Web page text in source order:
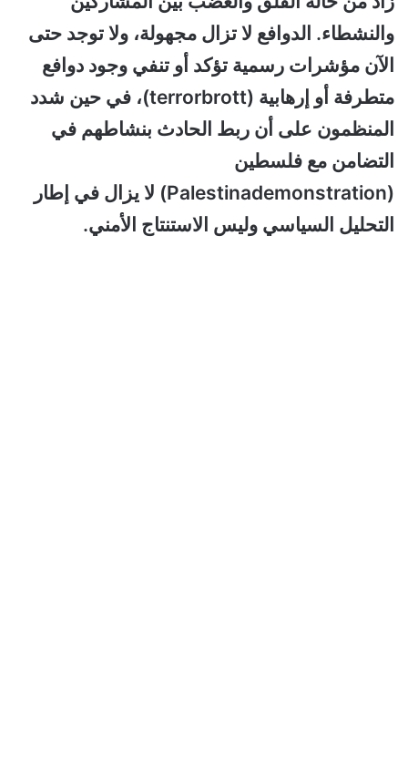
والنشطاء. الدوافع لا تزال مجهولة، ولا توجد حتى
الآن مؤشرات رسمية تؤكد أو تنفي وجود دوافع
متطرفة أو إرهابية (terrorbrott)، في حين شدد
المنظمون على أن ربط الحادث بنشاطهم في
التضامن مع فلسطين
(Palestinademonstration) لا يزال في إطار
التحليل السياسي وليس الاستنتاج الأمني.